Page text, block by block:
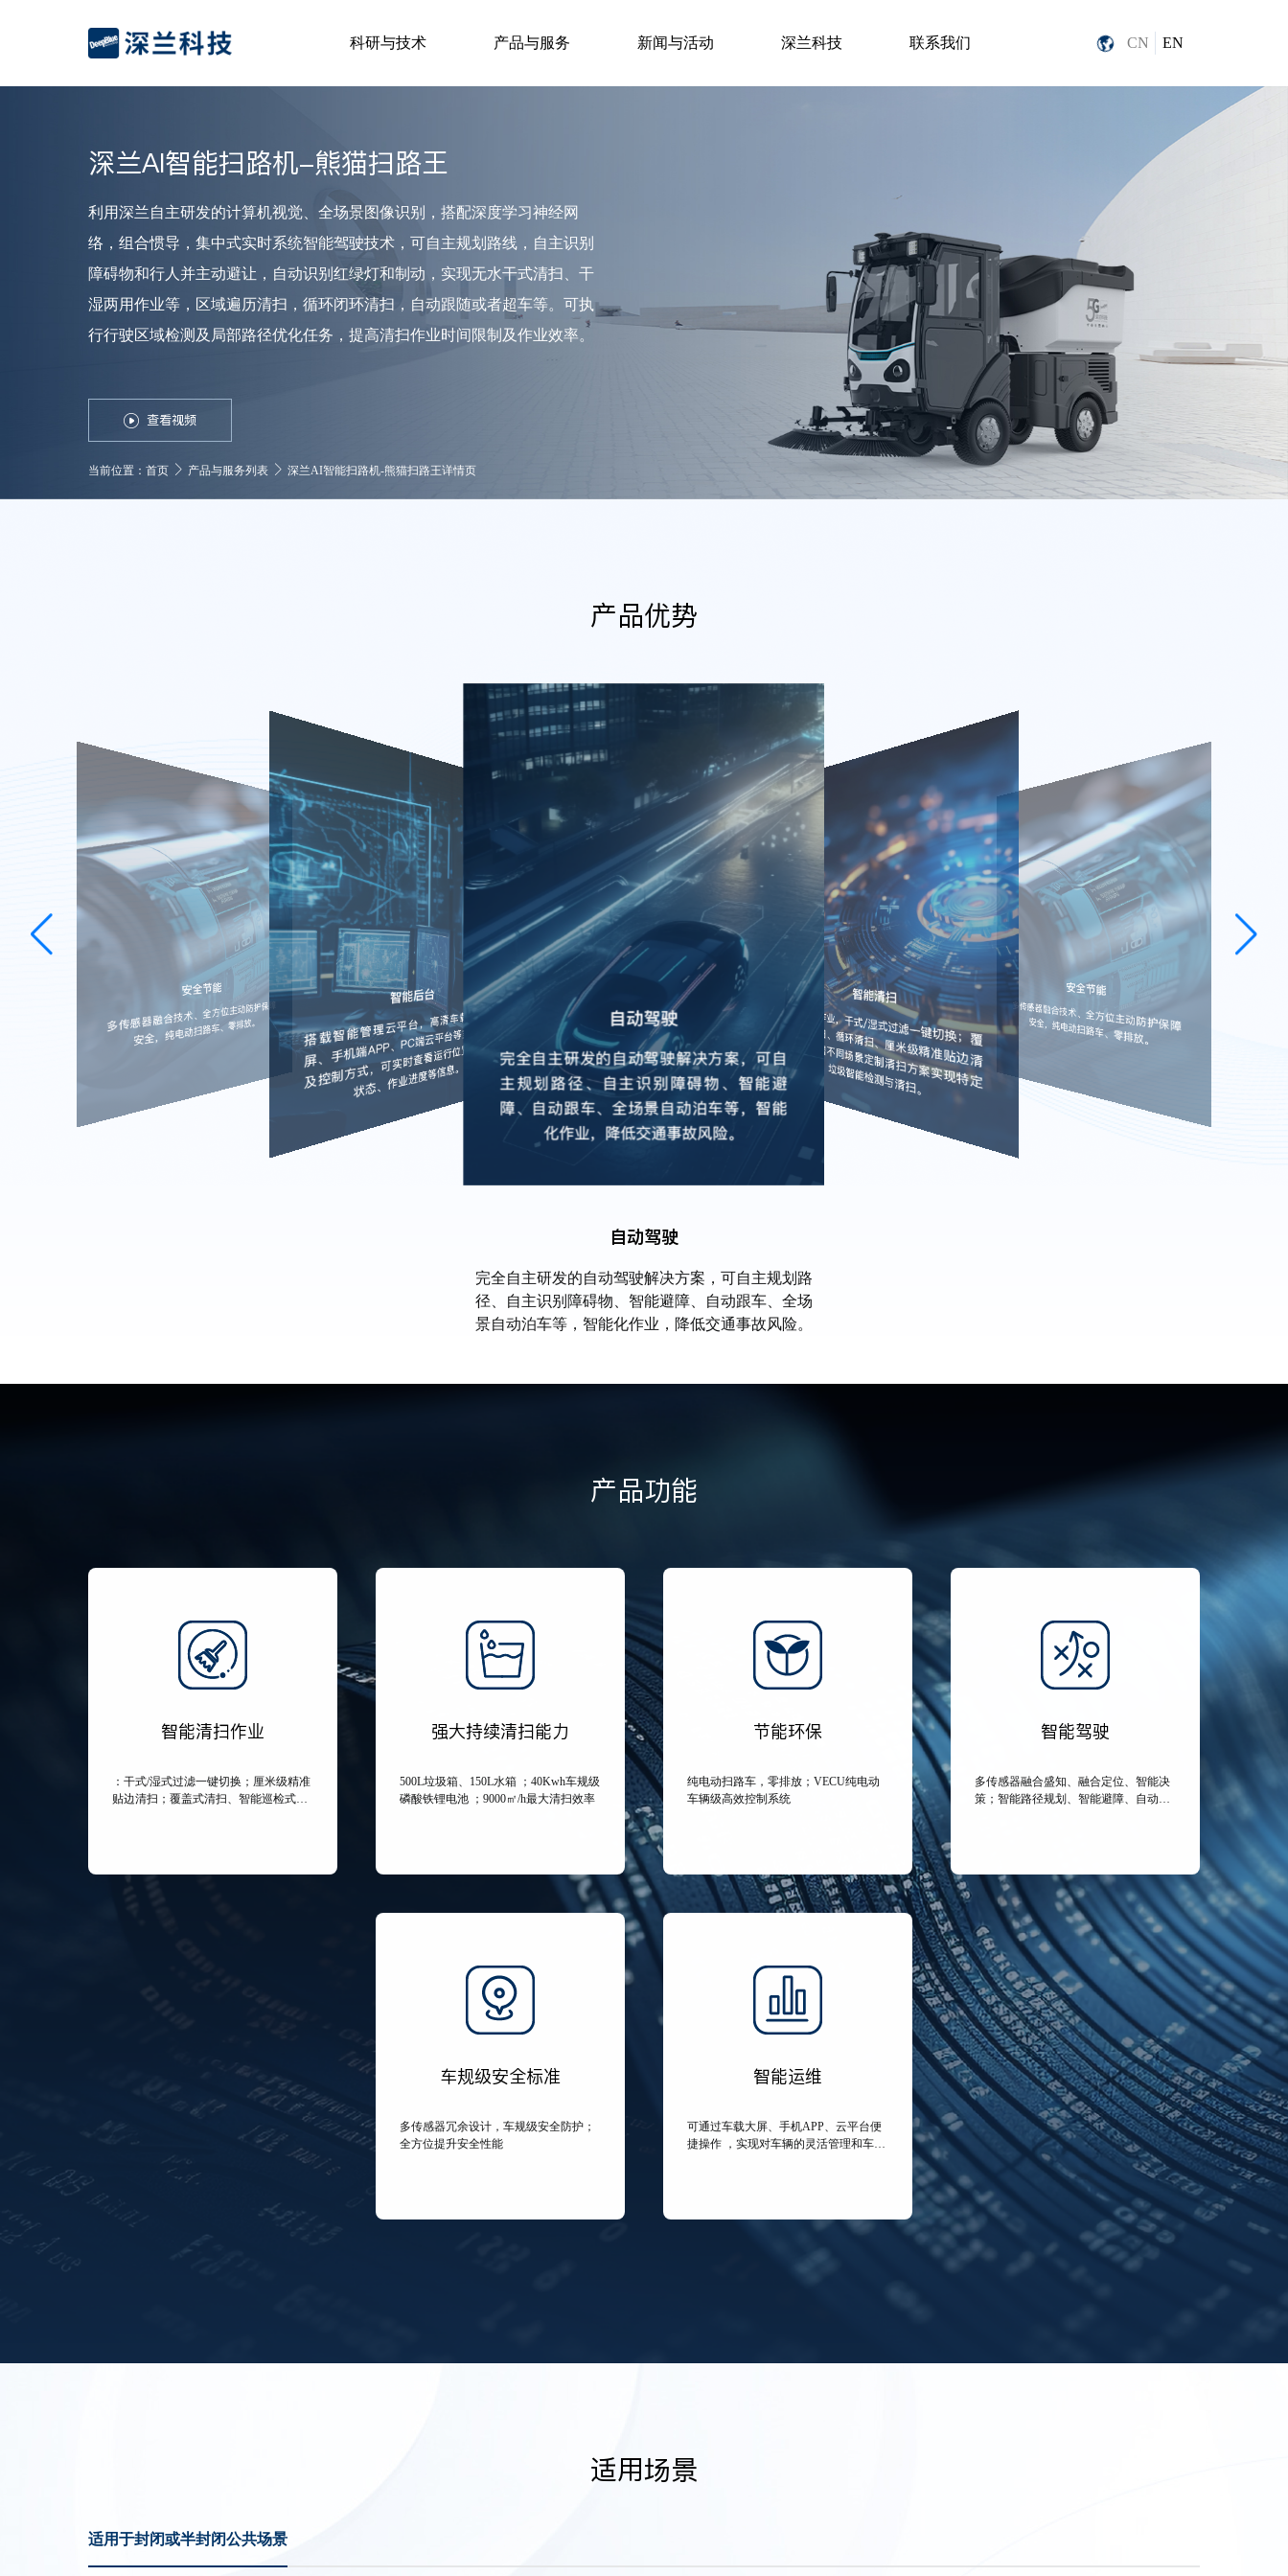
科研与技术 产品与服务 新闻与活动 深兰科技 联系我们 CN EN
深兰AI智能扫路机-熊猫扫路王
利用深兰自主研发的计算机视觉、全场景图像识别，搭配深度学习神经网
络，组合惯导，集中式实时系统智能驾驶技术，可自主规划路线，自主识别
障碍物和行人并主动避让，自动识别红绿灯和制动，实现无水干式清扫、干
湿两用作业等，区域遍历清扫，循环闭环清扫，自动跟随或者超车等。可执
行行驶区域检测及局部路径优化任务，提高清扫作业时间限制及作业效率。
查看视频
当前位置： 首页 产品与服务列表 深兰AI智能扫路机-熊猫扫路王详情页
产品优势
自动驾驶
完全自主研发的自动驾驶解决方案，可自主规划路
径、自主识别障碍物、智能避障、自动跟车、全场
景自动泊车等，智能化作业，降低交通事故风险。
产品功能
智能清扫作业
：干式/湿式过滤一键切换；厘米级精准
贴边清扫；覆盖式清扫、智能巡检式清
强大持续清扫能力
500L垃圾箱、150L水箱 ；40Kwh车规级
磷酸铁锂电池 ；9000㎡/h最大清扫效率
节能环保
纯电动扫路车，零排放；VECU纯电动
车辆级高效控制系统
智能驾驶
多传感器融合盛知、融合定位、智能决
策；智能路径规划、智能避障、自动跟
车规级安全标准
多传感器冗余设计，车规级安全防护；
全方位提升安全性能
智能运维
可通过车载大屏、手机APP、云平台便
捷操作 ，实现对车辆的灵活管理和车辆
适用场景
适用于封闭或半封闭公共场景